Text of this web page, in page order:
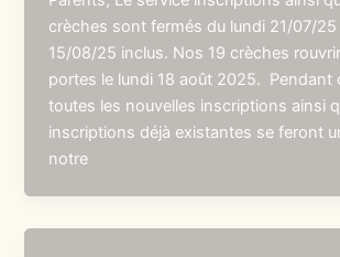
crèches sont fermés du lundi 21/07/
15/08/25 inclus. Nos 19 crèches
portes le lundi 18 août 2025. Pendant
toutes les nouvelles inscriptions ainsi
inscriptions déjà existantes se feront
notre